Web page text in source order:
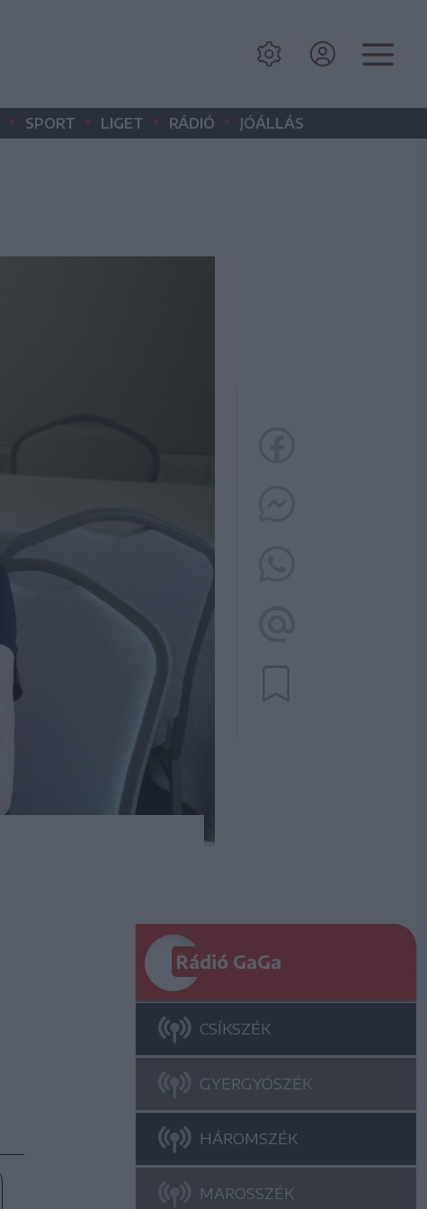
• SPORT • LIGET • RÁDIÓ • JÓÁLLÁS
Rádió GaGa
CSÍKSZÉK
GYERGYÓSZÉK
HÁROMSZÉK
MAROSSZÉK